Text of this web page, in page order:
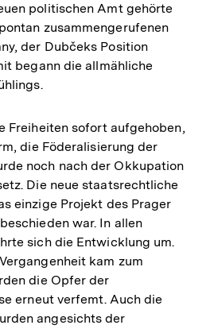
politischen Amt gehörte
zusammengerufenen
der Dubčeks Position
begann die allmähliche
Freiheiten sofort aufgehoben,
die Föderalisierung der
noch nach der Okkupation
Die neue staatsrechtliche
einzige Projekt des Prager
war. In allen
sich die Entwicklung um.
kam zum
die Opfer der
erneut verfemt. Auch die
angesichts der